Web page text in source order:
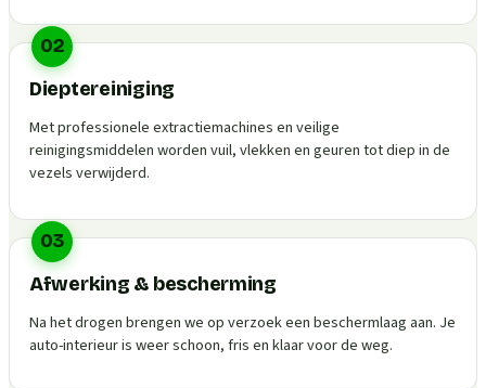
02
Dieptereiniging
Met professionele extractiemachines en veilige
reinigingsmiddelen worden vuil, vlekken en geuren tot diep in de
vezels verwijderd.
03
Afwerking & bescherming
Na het drogen brengen we op verzoek een beschermlaag aan. Je
auto-interieur is weer schoon, fris en klaar voor de weg.